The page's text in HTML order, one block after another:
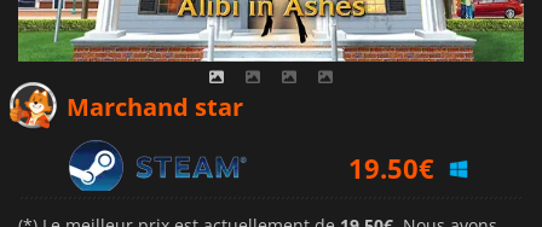
Marchand star
19.50€